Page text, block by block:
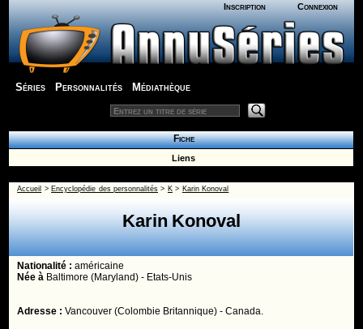
Inscription Connexion
Séries Personnalités Médiathèque
Fiche
Liens
Accueil > Encyclopédie des personnalités > K> Karin Konoval
Karin Konoval
Nationalité :américaine
Néeà Baltimore (Maryland) - Etats-Unis
Adresse :Vancouver (Colombie Britannique) - Canada.